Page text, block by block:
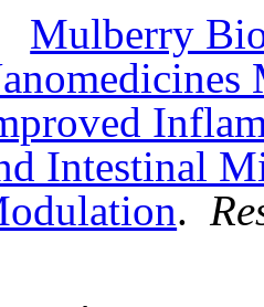
Mulberry
Intestinal
.